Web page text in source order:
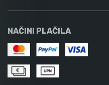
NAČINI PLAČILA